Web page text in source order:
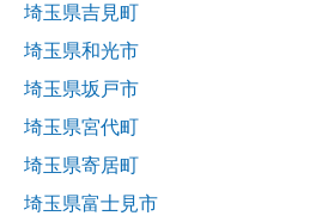
埼玉県吉見町
埼玉県和光市
埼玉県坂戸市
埼玉県宮代町
埼玉県寄居町
埼玉県富士見市